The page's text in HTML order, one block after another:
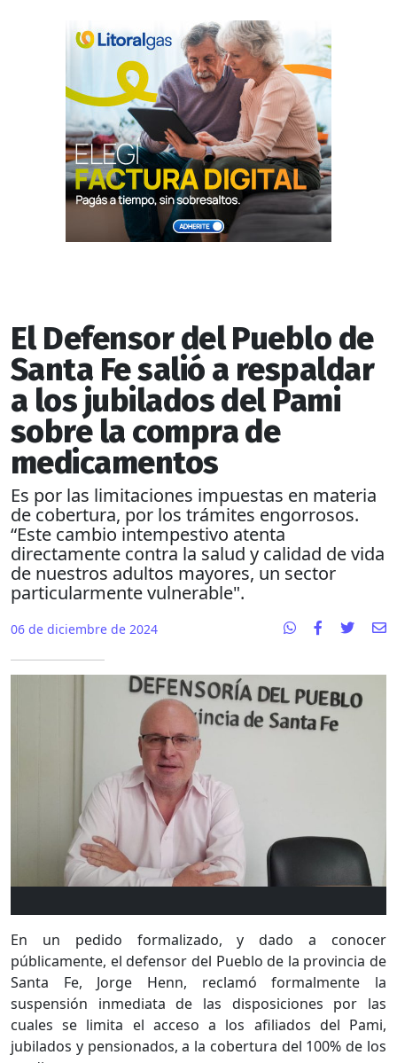
El Defensor del Pueblo de
Santa Fe salió a respaldar
a los jubilados del Pami
sobre la compra de
medicamentos
Es por las limitaciones impuestas en materia
de cobertura, por los trámites engorrosos.
“Este cambio intempestivo atenta
directamente contra la salud y calidad de vida
de nuestros adultos mayores, un sector
particularmente vulnerable".
06 de diciembre de 2024
En un pedido formalizado, y dado a conocer
públicamente, el defensor del Pueblo de la provincia de
Santa Fe, Jorge Henn, reclamó formalmente la
suspensión inmediata de las disposiciones por las
cuales se limita el acceso a los afiliados del Pami,
jubilados y pensionados, a la cobertura del 100% de los